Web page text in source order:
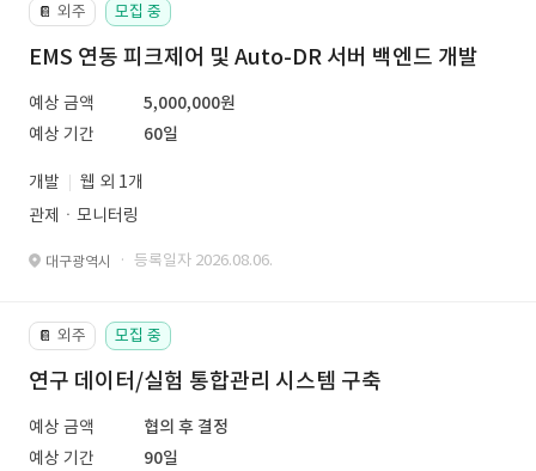
📔 외주 모집 중
EMS 연동 피크제어 및 Auto-DR 서버 백엔드 개발
예상 금액
5,000,000원
예상 기간
60일
개발
웹 외 1개
관제ㆍ모니터링
대구광역시 · 등록일자 2026.08.06.
📔 외주 모집 중
연구 데이터/실험 통합관리 시스템 구축
예상 금액
협의 후 결정
예상 기간
90일